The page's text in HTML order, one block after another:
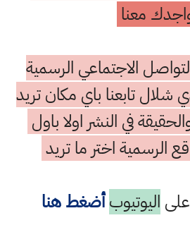
معنا
الاجتماعي الرسمية
شلال تابعنا باي مكان تريد
في النشر اولا باول
الرسمية اختر ما تريد
اليوتيوب أضغط هنا